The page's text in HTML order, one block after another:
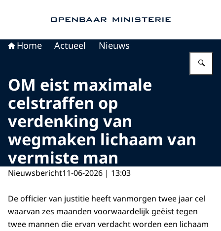
Home Actueel Nieuws
OM eist maximale
celstraffen op
verdenking van
wegmaken lichaam van
vermiste man
Nieuwsbericht11-06-2026 | 13:03
De officier van justitie heeft vanmorgen twee jaar cel
waarvan zes maanden voorwaardelijk geëist tegen
twee mannen die ervan verdacht worden een lichaam